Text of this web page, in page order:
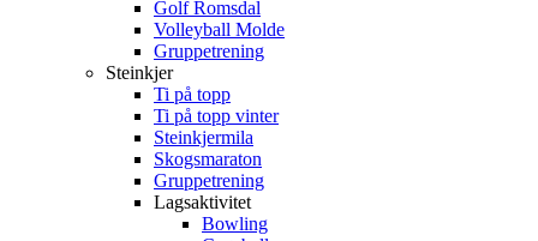
Golf Romsdal
Volleyball Molde
Gruppetrening
Steinkjer
Ti på topp
Ti på topp vinter
Steinkjermila
Skogsmaraton
Gruppetrening
Lagsaktivitet
Bowling